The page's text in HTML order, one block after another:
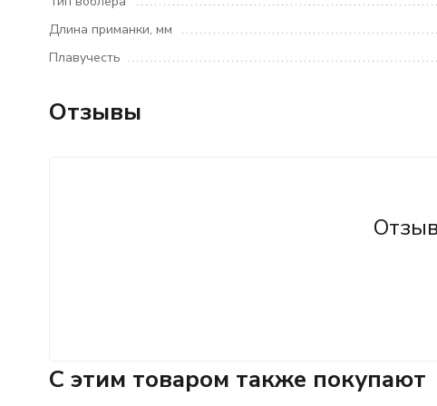
Длина приманки, мм
Плавучесть
Отзывы
C этим товаром также покупают